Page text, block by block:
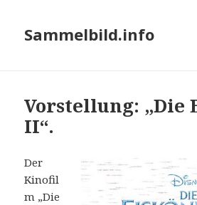
Sammelbild.info
Vorstellung: „Die
II“.
Der
Kinofil
m „Die